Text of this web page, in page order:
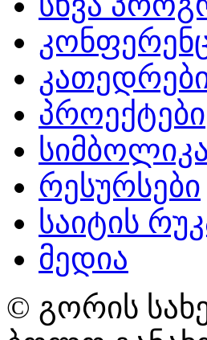
პროექტები
სიმბოლიკა
რესურსები
საიტის
მედია
© გორის